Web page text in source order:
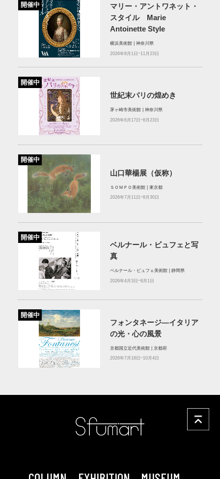
開催中
マリー・アントワネット・
スタイル Marie
Antoinette Style
横浜美術館 | 神奈川県
2026年8月1日~11月23日
開催中
世紀末パリの煌めき
茅ヶ崎市美術館 | 神奈川県
2026年6月17日~8月23日
開催中
山口華楊展（仮称）
ＳＯＭＰＯ美術館 | 東京都
2026年7月11日~8月30日
開催中
ベルナール・ビュフェと写
真
ベルナール・ビュフェ美術館 | 静岡県
2026年4月3日~9月1日
開催中
フォンタネージ—イタリア
の光・心の風景
京都国立近代美術館 | 京都府
2026年7月18日~10月4日